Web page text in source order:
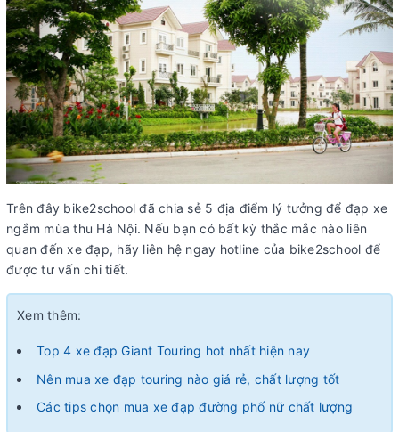
Trên đây bike2school đã chia sẻ 5 địa điểm lý tưởng để đạp xe
ngắm mùa thu Hà Nội. Nếu bạn có bất kỳ thắc mắc nào liên
quan đến xe đạp, hãy liên hệ ngay hotline của bike2school để
được tư vấn chi tiết.
Xem thêm:
Top 4 xe đạp Giant Touring hot nhất hiện nay
Nên mua xe đạp touring nào giá rẻ, chất lượng tốt
Các tips chọn mua xe đạp đường phố nữ chất lượng